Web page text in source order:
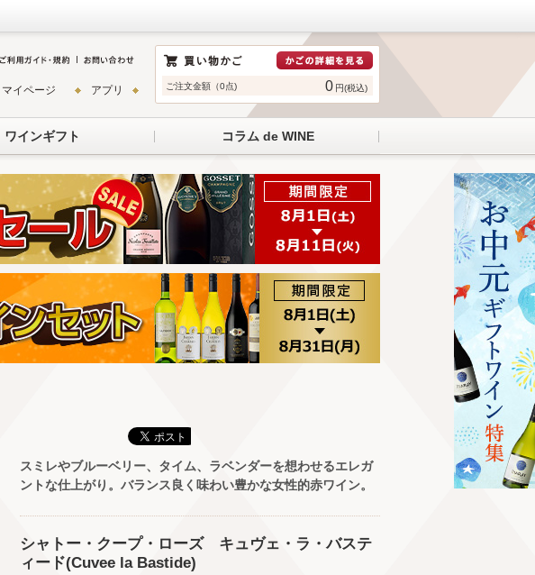
ご注文金額（0点) 0 円(税込)
マイページ アプリ
ワインギフト コラム de WINE
スミレやブルーベリー、タイム、ラベンダーを想わせるエレガ
ントな仕上がり。バランス良く味わい豊かな女性的赤ワイン。
シャトー・クープ・ローズ キュヴェ・ラ・バステ
ィード(Cuvee la Bastide)